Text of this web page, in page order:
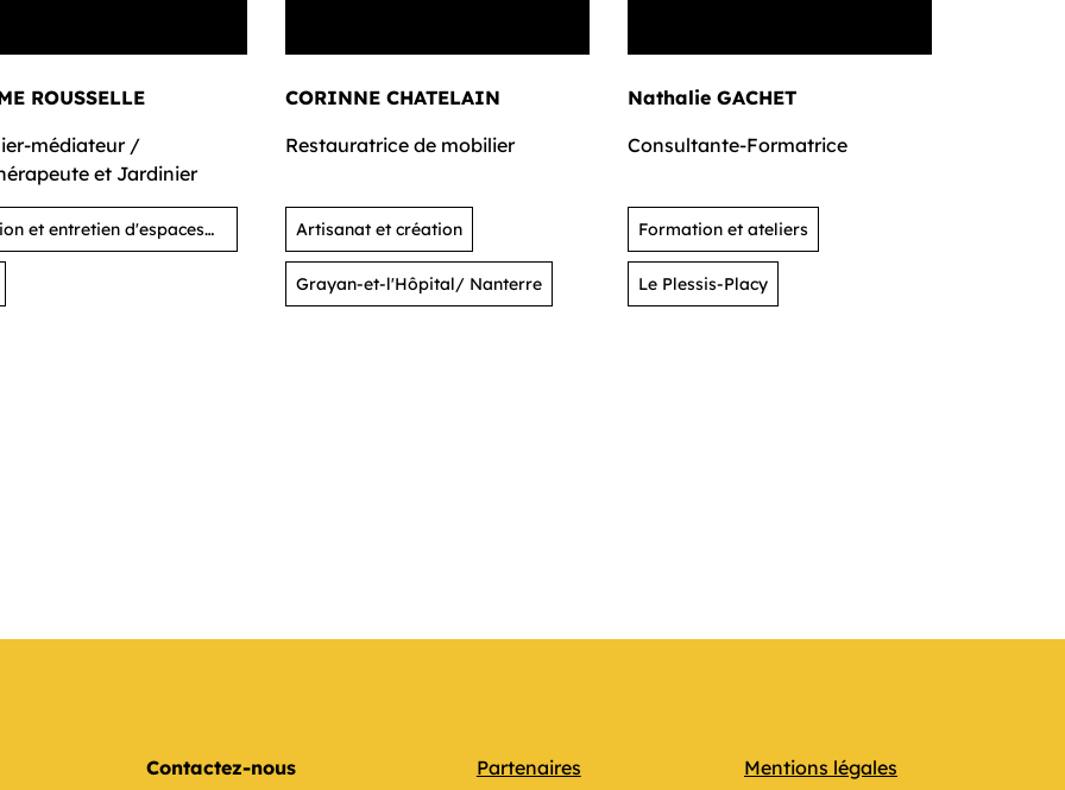
ROUSSELLE
médiateur /
et Jardinier
et entretien d'espaces
CORINNE CHATELAIN
Restauratrice de mobilier
Artisanat et création
Grayan-et-l'Hôpital/ Nanterre
Nathalie GACHET
Consultante-Formatrice
Formation et ateliers
Le Plessis-Placy
Contactez-nous Partenaires Mentions légales